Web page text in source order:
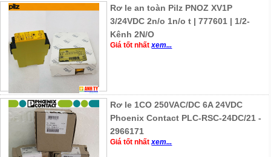
Rơ le an toàn Pilz PNOZ XV1P
3/24VDC 2n/o 1n/o t | 777601 | 1/2-
Kênh 2N/O
Giá tốt nhấtxem...
Rơ le 1CO 250VAC/DC 6A 24VDC
Phoenix Contact PLC-RSC-24DC/21 -
2966171
Giá tốt nhấtxem...